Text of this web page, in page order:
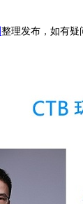
整理发布，如有疑